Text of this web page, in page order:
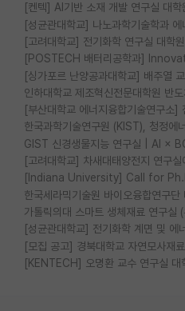
[켄텍] AI기반 소재 개발 연구실 대학
[고려대학교] 전기화학 연구실 대학
[Indiana University] Call for
[모집 공고] 경북대학교 자연모사재
[KENTECH] 오명환 교수 연구실 대